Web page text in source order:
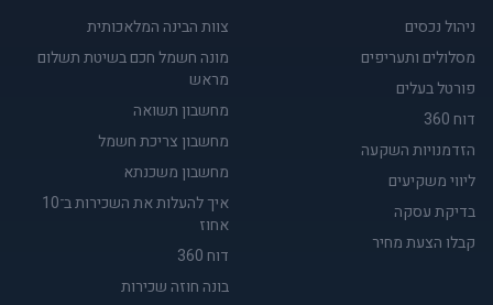
ניהול נכסים
מסלולים ותעריפים
פורטל בעלים
דוח 360
הזדמנויות השקעה
ליווי משקיעים
בדיקת עסקה
קבלו הצעת מחיר
צוות הבינה המלאכותית
מונה חשמל חכם בשיטת תשלום
מראש
מחשבון תשואה
מחשבון צריכת חשמל
מחשבון משכנתא
איך להעלות את השכירות ב־10
אחוז
דוח 360
בונה חוזה שכירות